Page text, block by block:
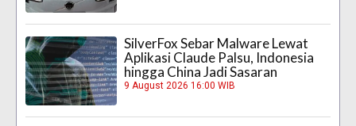
SilverFox Sebar Malware Lewat
Aplikasi Claude Palsu, Indonesia
hingga China Jadi Sasaran
9 August 2026 16:00 WIB